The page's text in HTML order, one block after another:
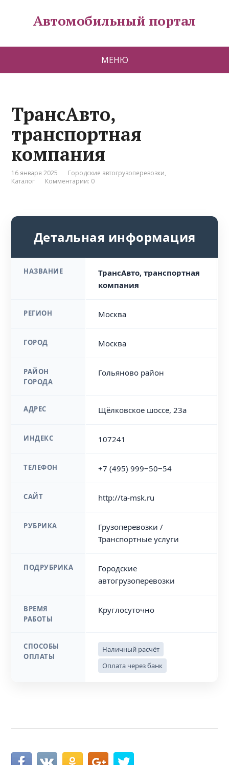
Автомобильный портал
МЕНЮ
ТрансАвто,
транспортная
компания
16 января 2025 Городские автогрузоперевозки,
Каталог
Комментарии: 0
Детальная информация
НАЗВАНИЕ
ТрансАвто, транспортная
компания
РЕГИОН Москва
ГОРОД Москва
РАЙОН
ГОРОДА
Гольяново район
АДРЕС Щёлковское шоссе, 23а
ИНДЕКС 107241
ТЕЛЕФОН +7 (495) 999‒50‒54
САЙТ http://ta-msk.ru
РУБРИКА
Грузоперевозки /
Транспортные услуги
ПОДРУБРИКА
Городские
автогрузоперевозки
ВРЕМЯ
РАБОТЫ
Круглосуточно
СПОСОБЫ
ОПЛАТЫ
Наличный расчёт
Оплата через банк